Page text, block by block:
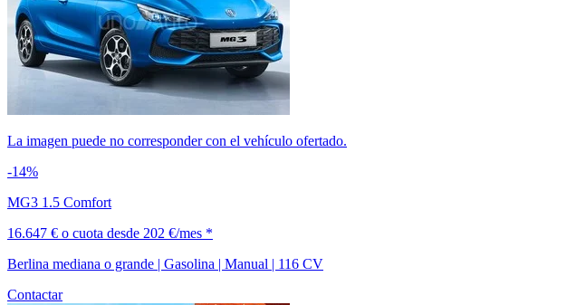
La imagen puede no corresponder con el vehículo ofertado.
-14%
MG3 1.5 Comfort
16.647 € o cuota desde 202 €/mes *
Berlina mediana o grande | Gasolina | Manual | 116 CV
Contactar